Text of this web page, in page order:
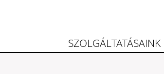
SZOLGÁLTATÁSAINK